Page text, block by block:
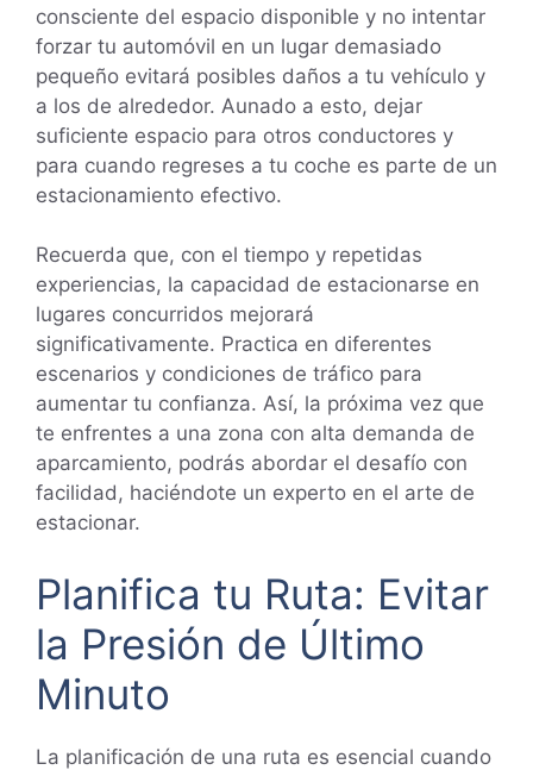
consciente del espacio disponible y no intentar
forzar tu automóvil en un lugar demasiado
pequeño evitará posibles daños a tu vehículo y
a los de alrededor. Aunado a esto, dejar
suficiente espacio para otros conductores y
para cuando regreses a tu coche es parte de un
estacionamiento efectivo.
Recuerda que, con el tiempo y repetidas
experiencias, la capacidad de estacionarse en
lugares concurridos mejorará
significativamente. Practica en diferentes
escenarios y condiciones de tráfico para
aumentar tu confianza. Así, la próxima vez que
te enfrentes a una zona con alta demanda de
aparcamiento, podrás abordar el desafío con
facilidad, haciéndote un experto en el arte de
estacionar.
Planifica tu Ruta: Evitar
la Presión de Último
Minuto
La planificación de una ruta es esencial cuando